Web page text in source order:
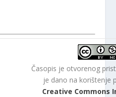
Časopis je otvorenog
je dano na korištenje
Creative Commons